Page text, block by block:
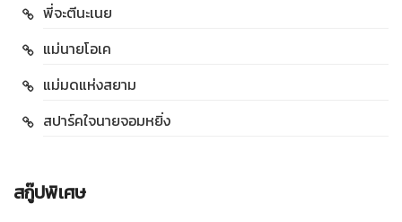
พี่จะตีนะเนย
แม่นายโอเค
แม่มดแห่งสยาม
สปาร์คใจนายจอมหยิ่ง
สกู๊ปพิเศษ